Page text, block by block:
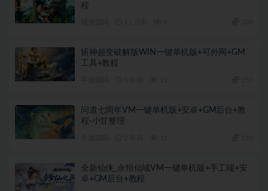
程
斩神超变破解版WIN一键单机版+可外网+GM
工具+教程
问道七周年VM一键单机版+安卓+GM后台+教
程-小甘整理
全新仙侠_永恒仙域VM一键单机版+手工端+安
卓+GM后台+教程